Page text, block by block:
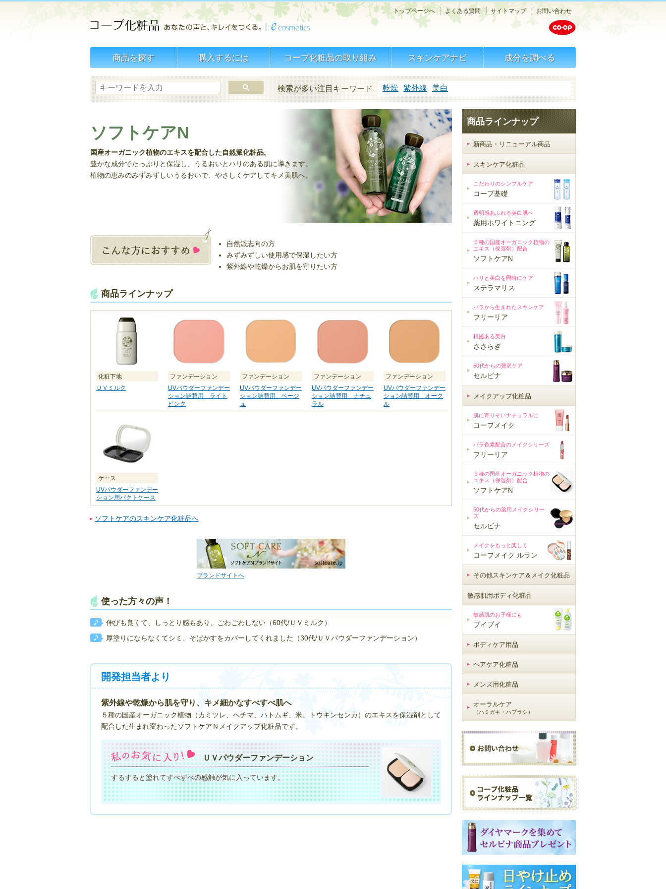
メニュー
検索
商品を探す 購入するには コープ化粧品の取り組み スキンケアナビ 成分を調べる
トップページへ よくある質問 サイトマップ お問い合わせ
検索が多い注目キーワード 乾燥 紫外線 美白
ソフトケアN
国産オーガニック植物のエキスを配合した自然派化粧品。
豊かな成分でたっぷりと保湿し、うるおいとハリのある肌に導きます。
植物の恵みのみずみずしいうるおいで、やさしくケアしてキメ美肌へ。
自然派志向の方
みずみずしい使用感で保湿したい方
紫外線や乾燥からお肌を守りたい方
商品ラインナップ
化粧下地
ＵＶミルク
ファンデーション
UVパウダーファンデー
ション詰替用 ライト
ピンク
ファンデーション
UVパウダーファンデー
ション詰替用 ベージ
ュ
ファンデーション
UVパウダーファンデー
ション詰替用 ナチュ
ラル
ファンデーション
UVパウダーファンデー
ション詰替用 オーク
ル
ケース
UVパウダーファンデー
ション用パクトケース
ソフトケアのスキンケア化粧品へ
ブランドサイトへ
使った方々の声！
伸びも良くて、しっとり感もあり、ごわごわしない（60代/ＵＶミルク）
厚塗りにならなくてシミ、そばかすをカバーしてくれました（30代/ＵＶパウダーファンデーション）
開発担当者より
紫外線や乾燥から肌を守り、キメ細かなすべすべ肌へ
５種の国産オーガニック植物（カミツレ、ヘチマ、ハトムギ、米、トウキンセンカ）のエキスを保湿剤として
配合した生まれ変わったソフトケアＮメイクアップ化粧品です。
ＵＶパウダーファンデーション
するすると塗れてすべすべの感触が気に入っています。
商品ラインナップ
新商品・リニューアル商品
スキンケア化粧品
スキンケア化粧品
こだわりのシンプルケア
コープ基礎
透明感あふれる美白肌へ
薬用ホワイトニング
５種の国産オーガニック植物の
エキス（保湿剤）配合
ソフトケアN
ハリと美白を同時にケア
ステラマリス
バラから生まれたスキンケア
フリーリア
根拠ある美白
ささらぎ
50代からの贅沢ケア
セルビナ
メイクアップ化粧品
メイクアップ化粧品
肌に寄りそいナチュラルに
コープメイク
バラ色素配合のメイクシリーズ
フリーリア
５種の国産オーガニック植物の
エキス（保湿剤）配合
ソフトケアN
50代からの薬用メイクシリー
ズ
セルビナ
メイクをもっと楽しく
コープメイク ルラン
その他スキンケア＆メイク化粧品
敏感肌用ボディ化粧品
敏感肌用ボディ化粧品
敏感肌のお子様にも
プイプイ
ボディケア用品
ヘアケア化粧品
メンズ用化粧品
オーラルケア
（ハミガキ・ハブラシ）